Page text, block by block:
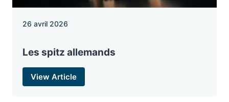
26 avril 2026
Les spitz allemands
View Article